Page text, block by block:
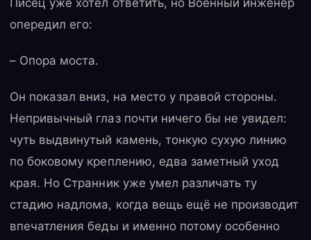
опередил его:
– Опора моста.
Он показал вниз, на место у правой стороны.
Непривычный глаз почти ничего бы не увидел:
чуть выдвинутый камень, тонкую сухую линию
по боковому креплению, едва заметный уход
края. Но Странник уже умел различать ту
стадию надлома, когда вещь ещё не производит
впечатления беды и именно потому особенно